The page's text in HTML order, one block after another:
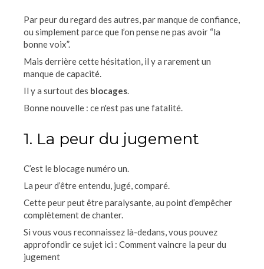
Par peur du regard des autres, par manque de confiance,
ou simplement parce que l’on pense ne pas avoir “la
bonne voix”.
Mais derrière cette hésitation, il y a rarement un
manque de capacité.
Il y a surtout des blocages.
Bonne nouvelle : ce n'est pas une fatalité.
1. La peur du jugement
C’est le blocage numéro un.
La peur d’être entendu, jugé, comparé.
Cette peur peut être paralysante, au point d’empêcher
complètement de chanter.
Si vous vous reconnaissez là-dedans, vous pouvez
approfondir ce sujet ici : Comment vaincre la peur du
jugement